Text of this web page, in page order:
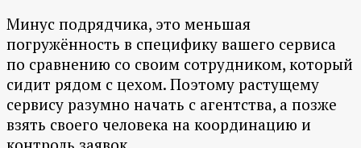
Минус подрядчика, это меньшая
погружённость в специфику вашего сервиса
по сравнению со своим сотрудником, который
сидит рядом с цехом. Поэтому растущему
сервису разумно начать с агентства, а позже
взять своего человека на координацию и